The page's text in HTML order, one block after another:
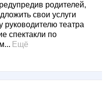
родителей,
свои услуги
театра
спектакли по
Ещё